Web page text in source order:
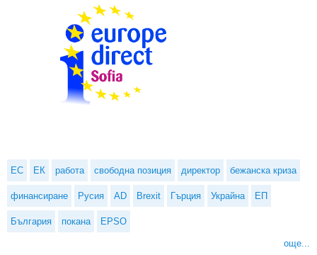
ЕС ЕК работа свободна позиция директор бежанска криза
финансиране Русия AD Brexit Гърция Украйна ЕП
България покана EPSO
още...